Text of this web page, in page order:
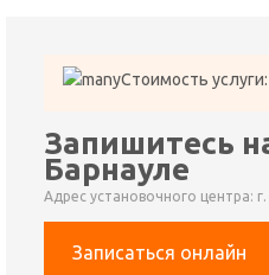
Стоимость
Запишитесь
Барнауле
Адрес установочного центра:
Записаться онлайн